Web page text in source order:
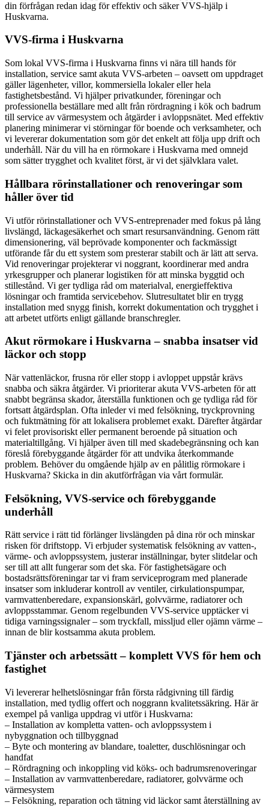
din förfrågan redan idag för effektiv och säker VVS-hjälp i
Huskvarna.
VVS-firma i Huskvarna
Som lokal VVS-firma i Huskvarna finns vi nära till hands för
installation, service samt akuta VVS-arbeten – oavsett om uppdraget
gäller lägenheter, villor, kommersiella lokaler eller hela
fastighetsbestånd. Vi hjälper privatkunder, föreningar och
professionella beställare med allt från rördragning i kök och badrum
till service av värmesystem och åtgärder i avloppsnätet. Med effektiv
planering minimerar vi störningar för boende och verksamheter, och
vi levererar dokumentation som gör det enkelt att följa upp drift och
underhåll. När du vill ha en rörmokare i Huskvarna med omnejd
som sätter trygghet och kvalitet först, är vi det självklara valet.
Hållbara rörinstallationer och renoveringar som
håller över tid
Vi utför rörinstallationer och VVS-entreprenader med fokus på lång
livslängd, läckagesäkerhet och smart resursanvändning. Genom rätt
dimensionering, väl beprövade komponenter och fackmässigt
utförande får du ett system som presterar stabilt och är lätt att serva.
Vid renoveringar projekterar vi noggrant, koordinerar med andra
yrkesgrupper och planerar logistiken för att minska byggtid och
stillestånd. Vi ger tydliga råd om materialval, energieffektiva
lösningar och framtida servicebehov. Slutresultatet blir en trygg
installation med snygg finish, korrekt dokumentation och trygghet i
att arbetet utförts enligt gällande branschregler.
Akut rörmokare i Huskvarna – snabba insatser vid
läckor och stopp
När vattenläckor, frusna rör eller stopp i avloppet uppstår krävs
snabba och säkra åtgärder. Vi prioriterar akuta VVS-arbeten för att
snabbt begränsa skador, återställa funktionen och ge tydliga råd för
fortsatt åtgärdsplan. Ofta inleder vi med felsökning, tryckprovning
och fuktmätning för att lokalisera problemet exakt. Därefter åtgärdar
vi felet provisoriskt eller permanent beroende på situation och
materialtillgång. Vi hjälper även till med skadebegränsning och kan
föreslå förebyggande åtgärder för att undvika återkommande
problem. Behöver du omgående hjälp av en pålitlig rörmokare i
Huskvarna? Skicka in din akutförfrågan via vårt formulär.
Felsökning, VVS-service och förebyggande
underhåll
Rätt service i rätt tid förlänger livslängden på dina rör och minskar
risken för driftstopp. Vi erbjuder systematisk felsökning av vatten-,
värme- och avloppssystem, justerar inställningar, byter slitdelar och
ser till att allt fungerar som det ska. För fastighetsägare och
bostadsrättsföreningar tar vi fram serviceprogram med planerade
insatser som inkluderar kontroll av ventiler, cirkulationspumpar,
varmvattenberedare, expansionskärl, golvvärme, radiatorer och
avloppsstammar. Genom regelbunden VVS-service upptäcker vi
tidiga varningssignaler – som tryckfall, missljud eller ojämn värme –
innan de blir kostsamma akuta problem.
Tjänster och arbetssätt – komplett VVS för hem och
fastighet
Vi levererar helhetslösningar från första rådgivning till färdig
installation, med tydlig offert och noggrann kvalitetssäkring. Här är
exempel på vanliga uppdrag vi utför i Huskvarna:
– Installation av kompletta vatten- och avloppssystem i
nybyggnation och tillbyggnad
– Byte och montering av blandare, toaletter, duschlösningar och
handfat
– Rördragning och inkoppling vid köks- och badrumsrenoveringar
– Installation av varmvattenberedare, radiatorer, golvvärme och
värmesystem
– Felsökning, reparation och tätning vid läckor samt återställning av